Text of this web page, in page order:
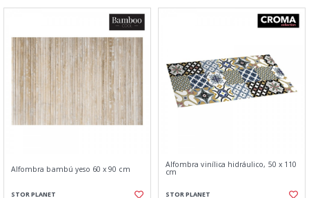
Alfombra bambú yeso 60 x 90 cm
STOR PLANET
Alfombra vinílica hidráulico, 50 x 110
cm
STOR PLANET